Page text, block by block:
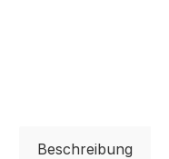
Beschreibung